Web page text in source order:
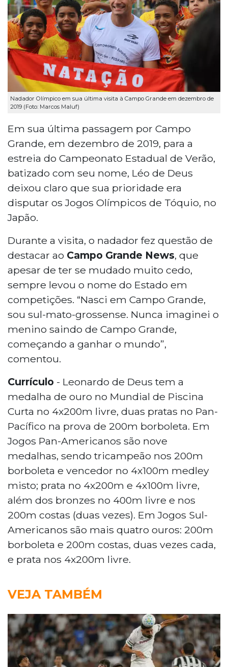
Nadador Olímpico em sua última visita à Campo Grande em dezembro de
2019 (Foto: Marcos Maluf)
Em sua última passagem por Campo
Grande, em dezembro de 2019, para a
estreia do Campeonato Estadual de Verão,
batizado com seu nome, Léo de Deus
deixou claro que sua prioridade era
disputar os Jogos Olímpicos de Tóquio, no
Japão.
Durante a visita, o nadador fez questão de
destacar ao Campo Grande News, que
apesar de ter se mudado muito cedo,
sempre levou o nome do Estado em
competições. “Nasci em Campo Grande,
sou sul-mato-grossense. Nunca imaginei o
menino saindo de Campo Grande,
começando a ganhar o mundo”,
comentou.
Currículo - Leonardo de Deus tem a
medalha de ouro no Mundial de Piscina
Curta no 4x200m livre, duas pratas no Pan-
Pacífico na prova de 200m borboleta. Em
Jogos Pan-Americanos são nove
medalhas, sendo tricampeão nos 200m
borboleta e vencedor no 4x100m medley
misto; prata no 4x200m e 4x100m livre,
além dos bronzes no 400m livre e nos
200m costas (duas vezes). Em Jogos Sul-
Americanos são mais quatro ouros: 200m
borboleta e 200m costas, duas vezes cada,
e prata nos 4x200m livre.
VEJA TAMBÉM